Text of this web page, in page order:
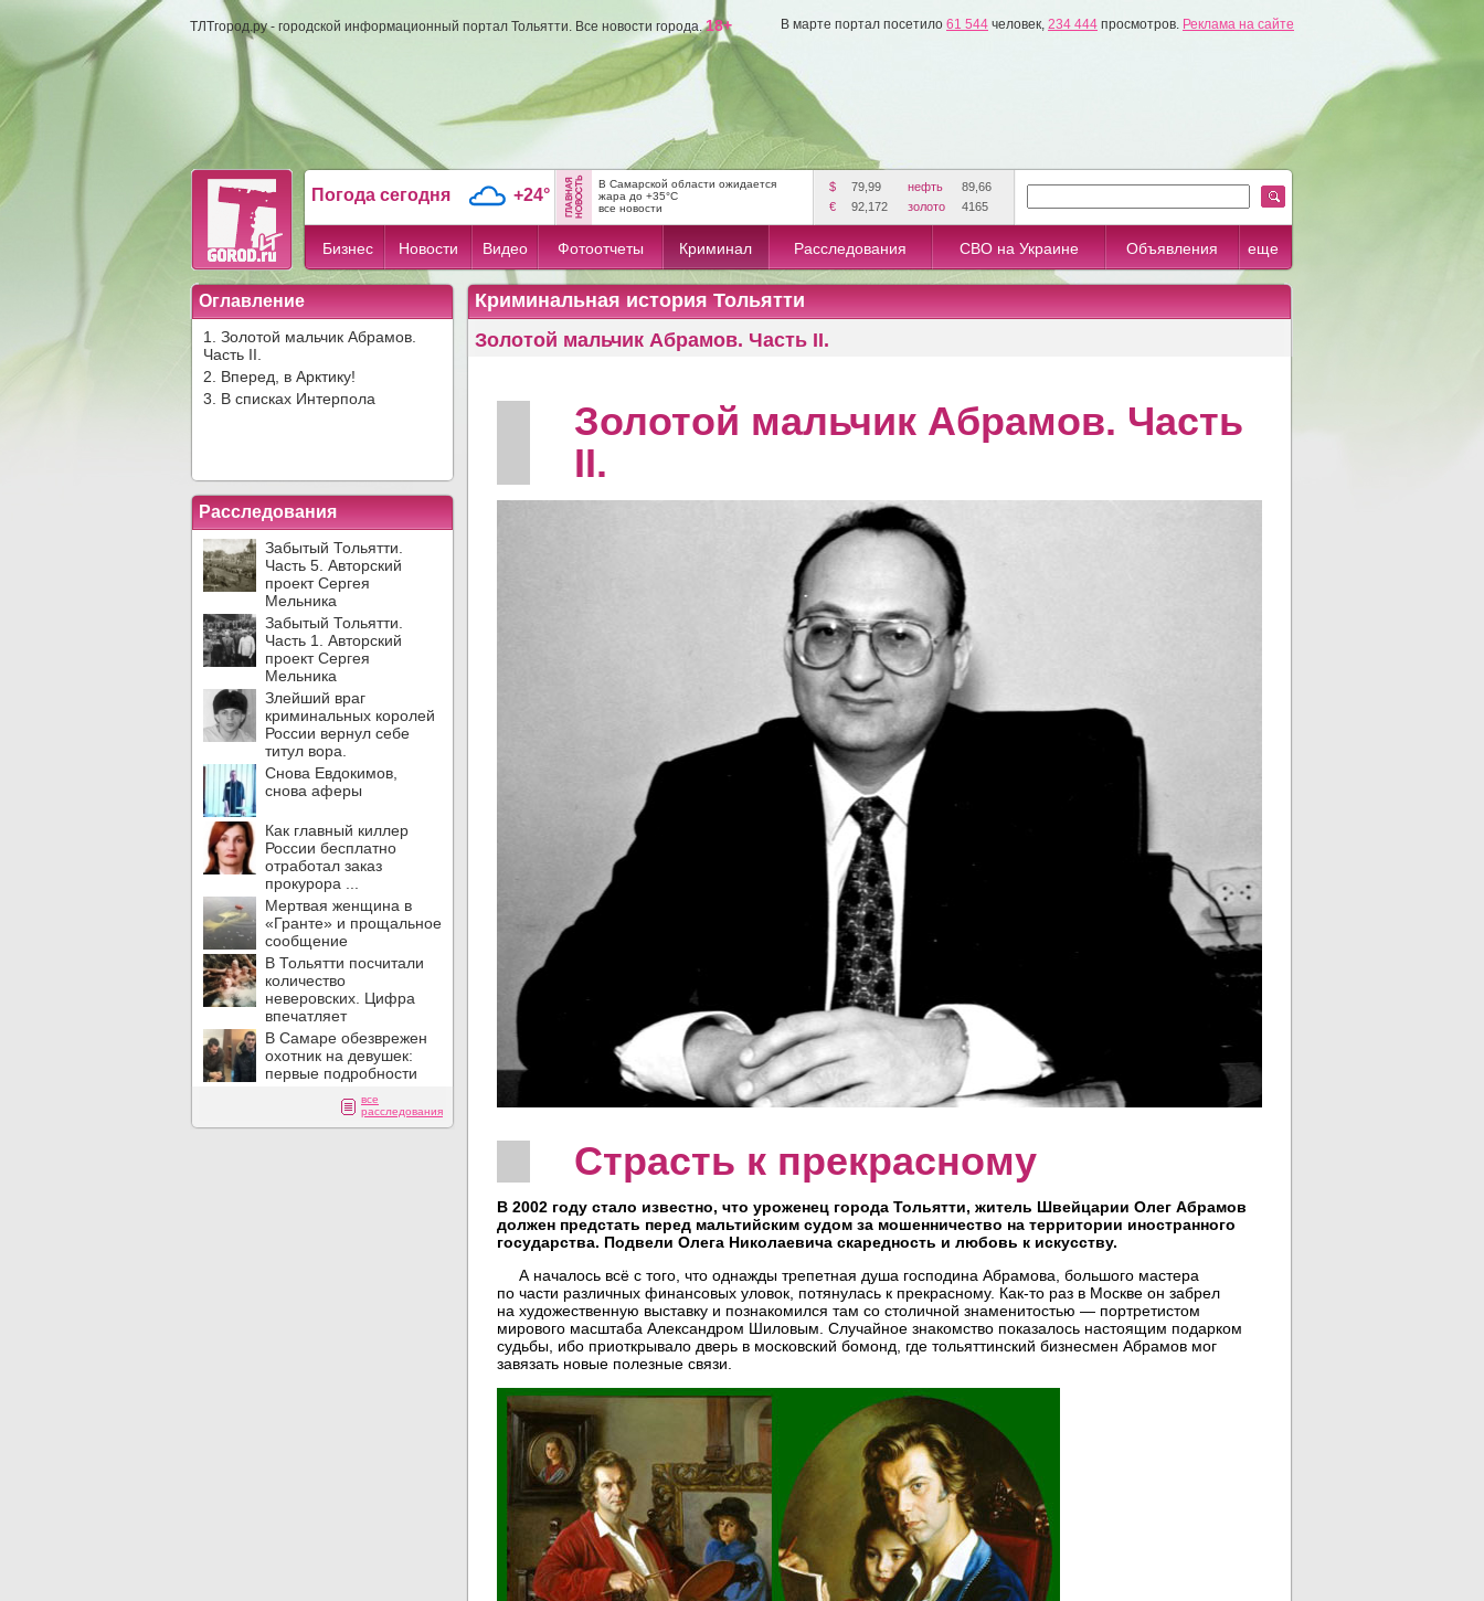
ТЛТгород.ру - городской информационный портал Тольятти. Все новости города.18+ В марте портал посетило 61 544 человек, 234 444 просмотров. Реклама на сайте
Погода сегодня +24°
В Самарской области ожидается
жара до +35°C
все новости
$ 79,99 нефть
89,66
€
92,172 золото 4165
Бизнес Новости Видео Фотоотчеты Криминал Расследования СВО на Украине Объявления еще
Оглавление
1. Золотой мальчик Абрамов.
Часть II.
2. Вперед, в Арктику!
3. В списках Интерпола
Расследования
Забытый Тольятти.
Часть 5. Авторский
проект Сергея
Мельника
Забытый Тольятти.
Часть 1. Авторский
проект Сергея
Мельника
Злейший враг
криминальных королей
России вернул себе
титул вора.
Снова Евдокимов,
снова аферы
Как главный киллер
России бесплатно
отработал заказ
прокурора ...
Мертвая женщина в
«Гранте» и прощальное
сообщение
В Тольятти посчитали
количество
неверовских. Цифра
впечатляет
В Самаре обезврежен
охотник на девушек:
первые подробности
все
расследования
Криминальная история Тольятти
Золотой мальчик Абрамов. Часть II.
Золотой мальчик Абрамов. Часть
II.
Страсть к прекрасному
В 2002 году стало известно, что уроженец города Тольятти, житель Швейцарии Олег Абрамов
должен предстать перед мальтийским судом за мошенничество на территории иностранного
государства. Подвели Олега Николаевича скаредность и любовь к искусству.
А началось всё с того, что однажды трепетная душа господина Абрамова, большого мастера
по части различных финансовых уловок, потянулась к прекрасному. Как-то раз в Москве он забрел
на художественную выставку и познакомился там со столичной знаменитостью — портретистом
мирового масштаба Александром Шиловым. Случайное знакомство показалось настоящим подарком
судьбы, ибо приоткрывало дверь в московский бомонд, где тольяттинский бизнесмен Абрамов мог
завязать новые полезные связи.